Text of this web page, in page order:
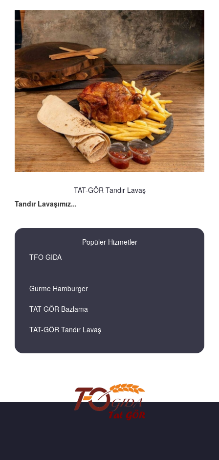
TAT-GÖR Tandır Lavaş
Tandır Lavaşımız...
Popüler Hizmetler
TFO GIDA
Gurme Hamburger
TAT-GÖR Bazlama
TAT-GÖR Tandır Lavaş